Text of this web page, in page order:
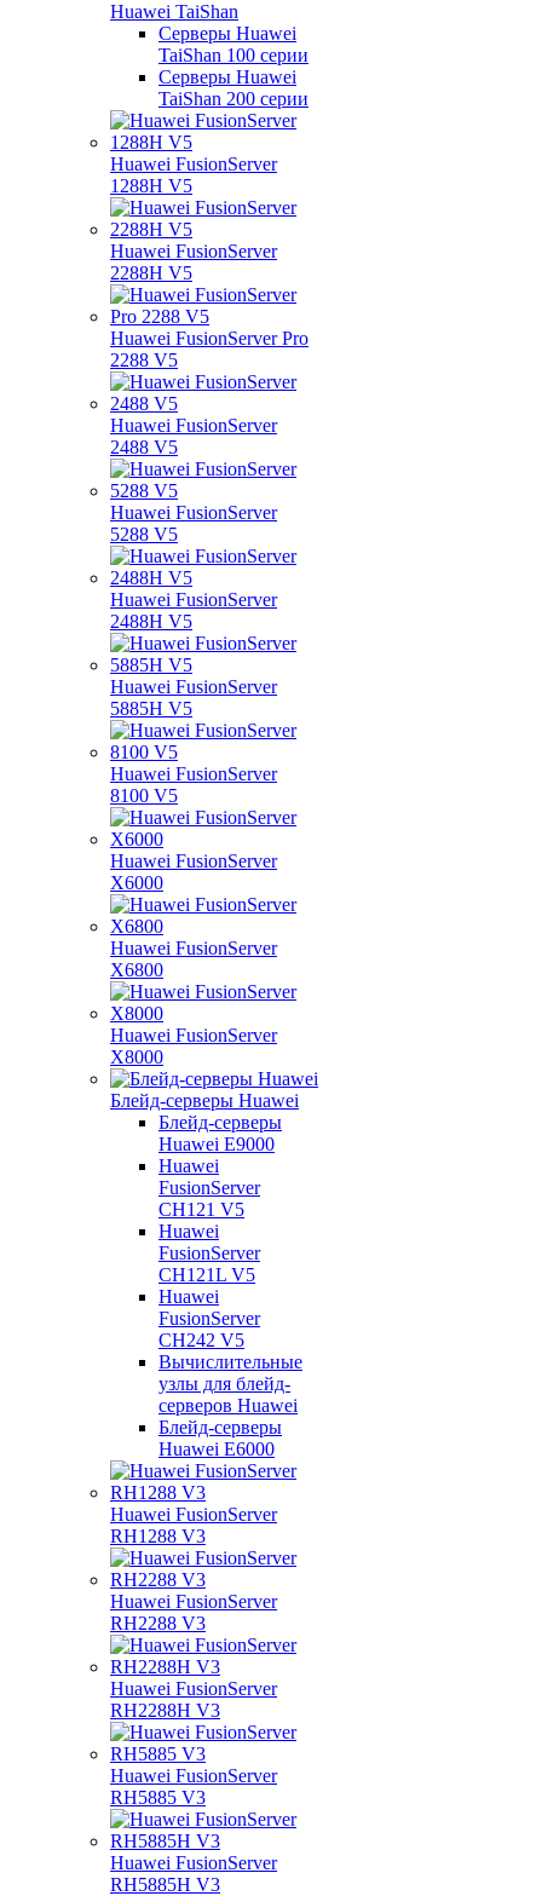
Huawei TaiShan
Серверы Huawei
TaiShan 100 серии
Серверы Huawei
TaiShan 200 серии
Huawei FusionServer
1288H V5
Huawei FusionServer
2288H V5
Huawei FusionServer Pro
2288 V5
Huawei FusionServer
2488 V5
Huawei FusionServer
5288 V5
Huawei FusionServer
2488H V5
Huawei FusionServer
5885H V5
Huawei FusionServer
8100 V5
Huawei FusionServer
X6000
Huawei FusionServer
X6800
Huawei FusionServer
X8000
Блейд-серверы Huawei
Блейд-серверы
Huawei E9000
Huawei
FusionServer
CH121 V5
Huawei
FusionServer
CH121L V5
Huawei
FusionServer
CH242 V5
Вычислительные
узлы для блейд-
серверов Huawei
Блейд-серверы
Huawei E6000
Huawei FusionServer
RH1288 V3
Huawei FusionServer
RH2288 V3
Huawei FusionServer
RH2288H V3
Huawei FusionServer
RH5885 V3
Huawei FusionServer
RH5885H V3